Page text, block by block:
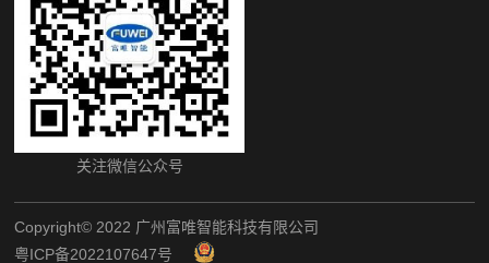
关注微信公众号
Copyright©️ 2022 广州富唯智能科技有限公司
粤ICP备2022107647号